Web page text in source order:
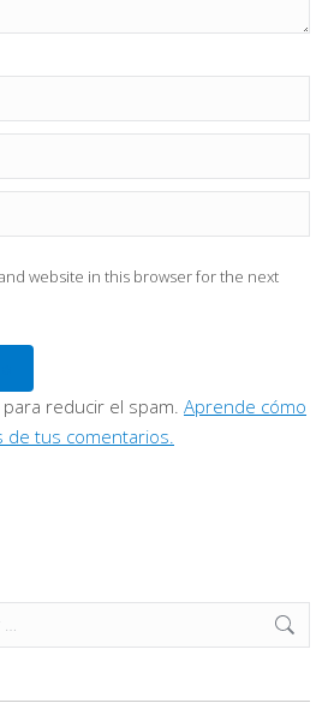
website in this browser for the next
reducir el spam. Aprende cómo
tus comentarios.